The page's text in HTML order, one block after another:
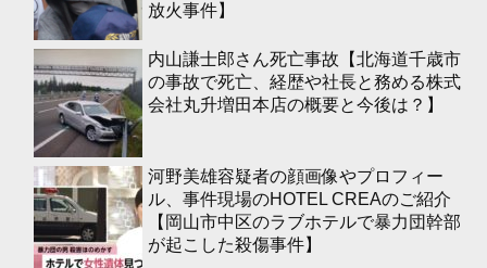
放火事件】
内山謙士郎さん死亡事故【北海道千歳市
の事故で死亡、経歴や社長と務める株式
会社丸升増田本店の概要と今後は？】
河野美雄容疑者の顔画像やプロフィー
ル、事件現場のHOTEL CREAのご紹介
【岡山市中区のラブホテルで暴力団幹部
が起こした殺傷事件】